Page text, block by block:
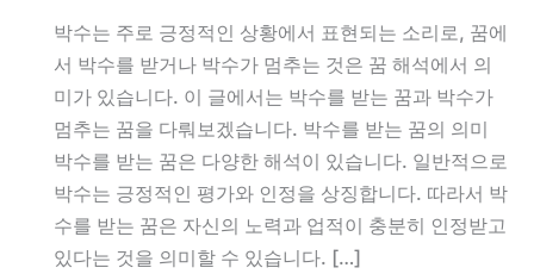
박수는 주로 긍정적인 상황에서 표현되는 소리로, 꿈에
서 박수를 받거나 박수가 멈추는 것은 꿈 해석에서 의
미가 있습니다. 이 글에서는 박수를 받는 꿈과 박수가
멈추는 꿈을 다뤄보겠습니다. 박수를 받는 꿈의 의미
박수를 받는 꿈은 다양한 해석이 있습니다. 일반적으로
박수는 긍정적인 평가와 인정을 상징합니다. 따라서 박
수를 받는 꿈은 자신의 노력과 업적이 충분히 인정받고
있다는 것을 의미할 수 있습니다. […]